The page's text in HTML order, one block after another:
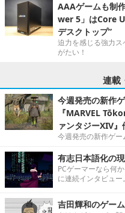
AAAゲームも制
wer 5」はCore
デスクトップ”
迫力を感じる強力
がたい！
連載
今週発売の新作
『MARVEL
ァンタジーXIV』
今週発売の新作ゲー
有志日本語化の
PCゲーマーなら何
に連続インタビュー。
吉田輝和のゲー